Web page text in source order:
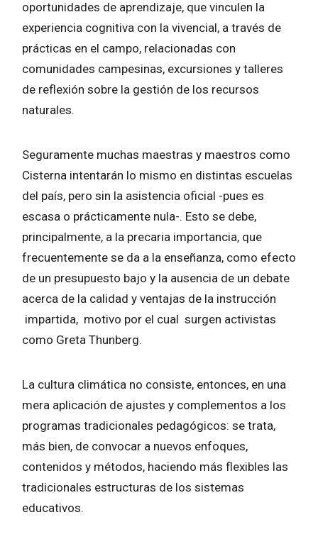
oportunidades de aprendizaje, que vinculen la
experiencia cognitiva con la vivencial, a través de
prácticas en el campo, relacionadas con
comunidades campesinas, excursiones y talleres
de reflexión sobre la gestión de los recursos
naturales.
Seguramente muchas maestras y maestros como
Cisterna intentarán lo mismo en distintas escuelas
del país, pero sin la asistencia oficial -pues es
escasa o prácticamente nula-. Esto se debe,
principalmente, a la precaria importancia, que
frecuentemente se da a la enseñanza, como efecto
de un presupuesto bajo y la ausencia de un debate
acerca de la calidad y ventajas de la instrucción
impartida, motivo por el cual surgen activistas
como Greta Thunberg.
La cultura climática no consiste, entonces, en una
mera aplicación de ajustes y complementos a los
programas tradicionales pedagógicos: se trata,
más bien, de convocar a nuevos enfoques,
contenidos y métodos, haciendo más flexibles las
tradicionales estructuras de los sistemas
educativos.